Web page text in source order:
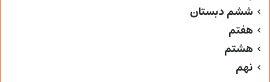
ششم دبستان
هفتم
هشتم
نهم